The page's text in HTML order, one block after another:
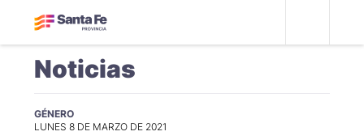
Noticias
GÉNERO
LUNES 8 DE MARZO DE 2021